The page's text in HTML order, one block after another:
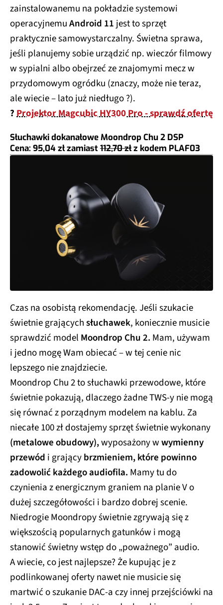
zainstalowanemu na pokładzie systemowi
operacyjnemuAndroid 11 jest to sprzęt
praktycznie samowystarczalny. Świetna sprawa,
jeśli planujemy sobie urządzić np. wieczór filmowy
w sypialni albo obejrzeć ze znajomymi mecz w
przydomowym ogródku (znaczy, może nie teraz,
ale wiecie – lato już niedługo ?).
?Projektor Magcubic HY300 Pro - sprawdź ofertę
Słuchawki dokanałowe Moondrop Chu 2 DSP
Cena: 95,04 złzamiast112,70 złz kodem PLAF03
Czas na osobistą rekomendację. Jeśli szukacie
świetnie grającychsłuchawek, koniecznie musicie
sprawdzić model Moondrop Chu 2. Mam, używam
i jedno mogę Wam obiecać – w tej cenie nic
lepszego nie znajdziecie.
Moondrop Chu 2 to słuchawki przewodowe, które
świetnie pokazują, dlaczego żadne TWS-y nie mogą
się równać z porządnym modelem na kablu. Za
niecałe 100 zł dostajemy sprzęt świetnie wykonany
(metalowe obudowy),wyposażony wwymienny
przewód i grającybrzmieniem, które powinno
zadowolić każdego audiofila. Mamy tu do
czynienia z energicznym graniem na planie V o
dużej szczegółowości i bardzo dobrej scenie.
Niedrogie Moondropy świetnie zgrywają się z
większością popularnych gatunków i mogą
stanowić świetny wstęp do „poważnego” audio.
A wiecie, co jest najlepsze? Że kupując je z
podlinkowanej oferty nawet nie musicie się
martwić o szukanie DAC-a czy innej przejściówki na